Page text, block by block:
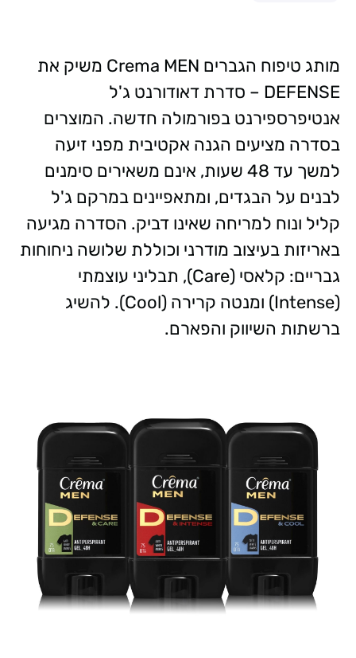
מותג טיפוח הגברים Crema MEN משיק את
DEFENSE – סדרת דאודורנט ג'ל
אנטיפרספירנט בפורמולה חדשה. המוצרים
בסדרה מציעים הגנה אקטיבית מפני זיעה
למשך עד 48 שעות, אינם משאירים סימנים
לבנים על הבגדים, ומתאפיינים במרקם ג'ל
קליל ונוח למריחה שאינו דביק. הסדרה מגיעה
באריזות בעיצוב מודרני וכוללת שלושה ניחוחות
גבריים: קלאסי (Care), תבליני עוצמתי
(Intense) ומנטה קרירה (Cool). להשיג
ברשתות השיווק והפארם.